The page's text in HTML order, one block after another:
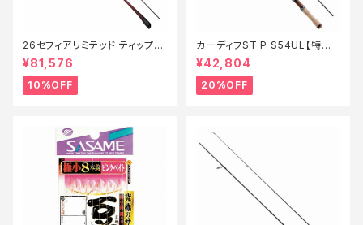
26セフィアリミテッド ティップエ
ギング S63ML+S【継続セール_
ロッド】【10】
¥81,576
10%OFF
カーディフST P S54UL【特価
ロッド】【20】
¥42,804
20%OFF